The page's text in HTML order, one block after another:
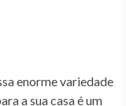
enorme variedade
a sua casa é um